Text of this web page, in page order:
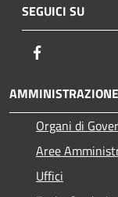
SEGUICI SU
AMMINISTRAZIONE
Organi di
Aree
Uffici